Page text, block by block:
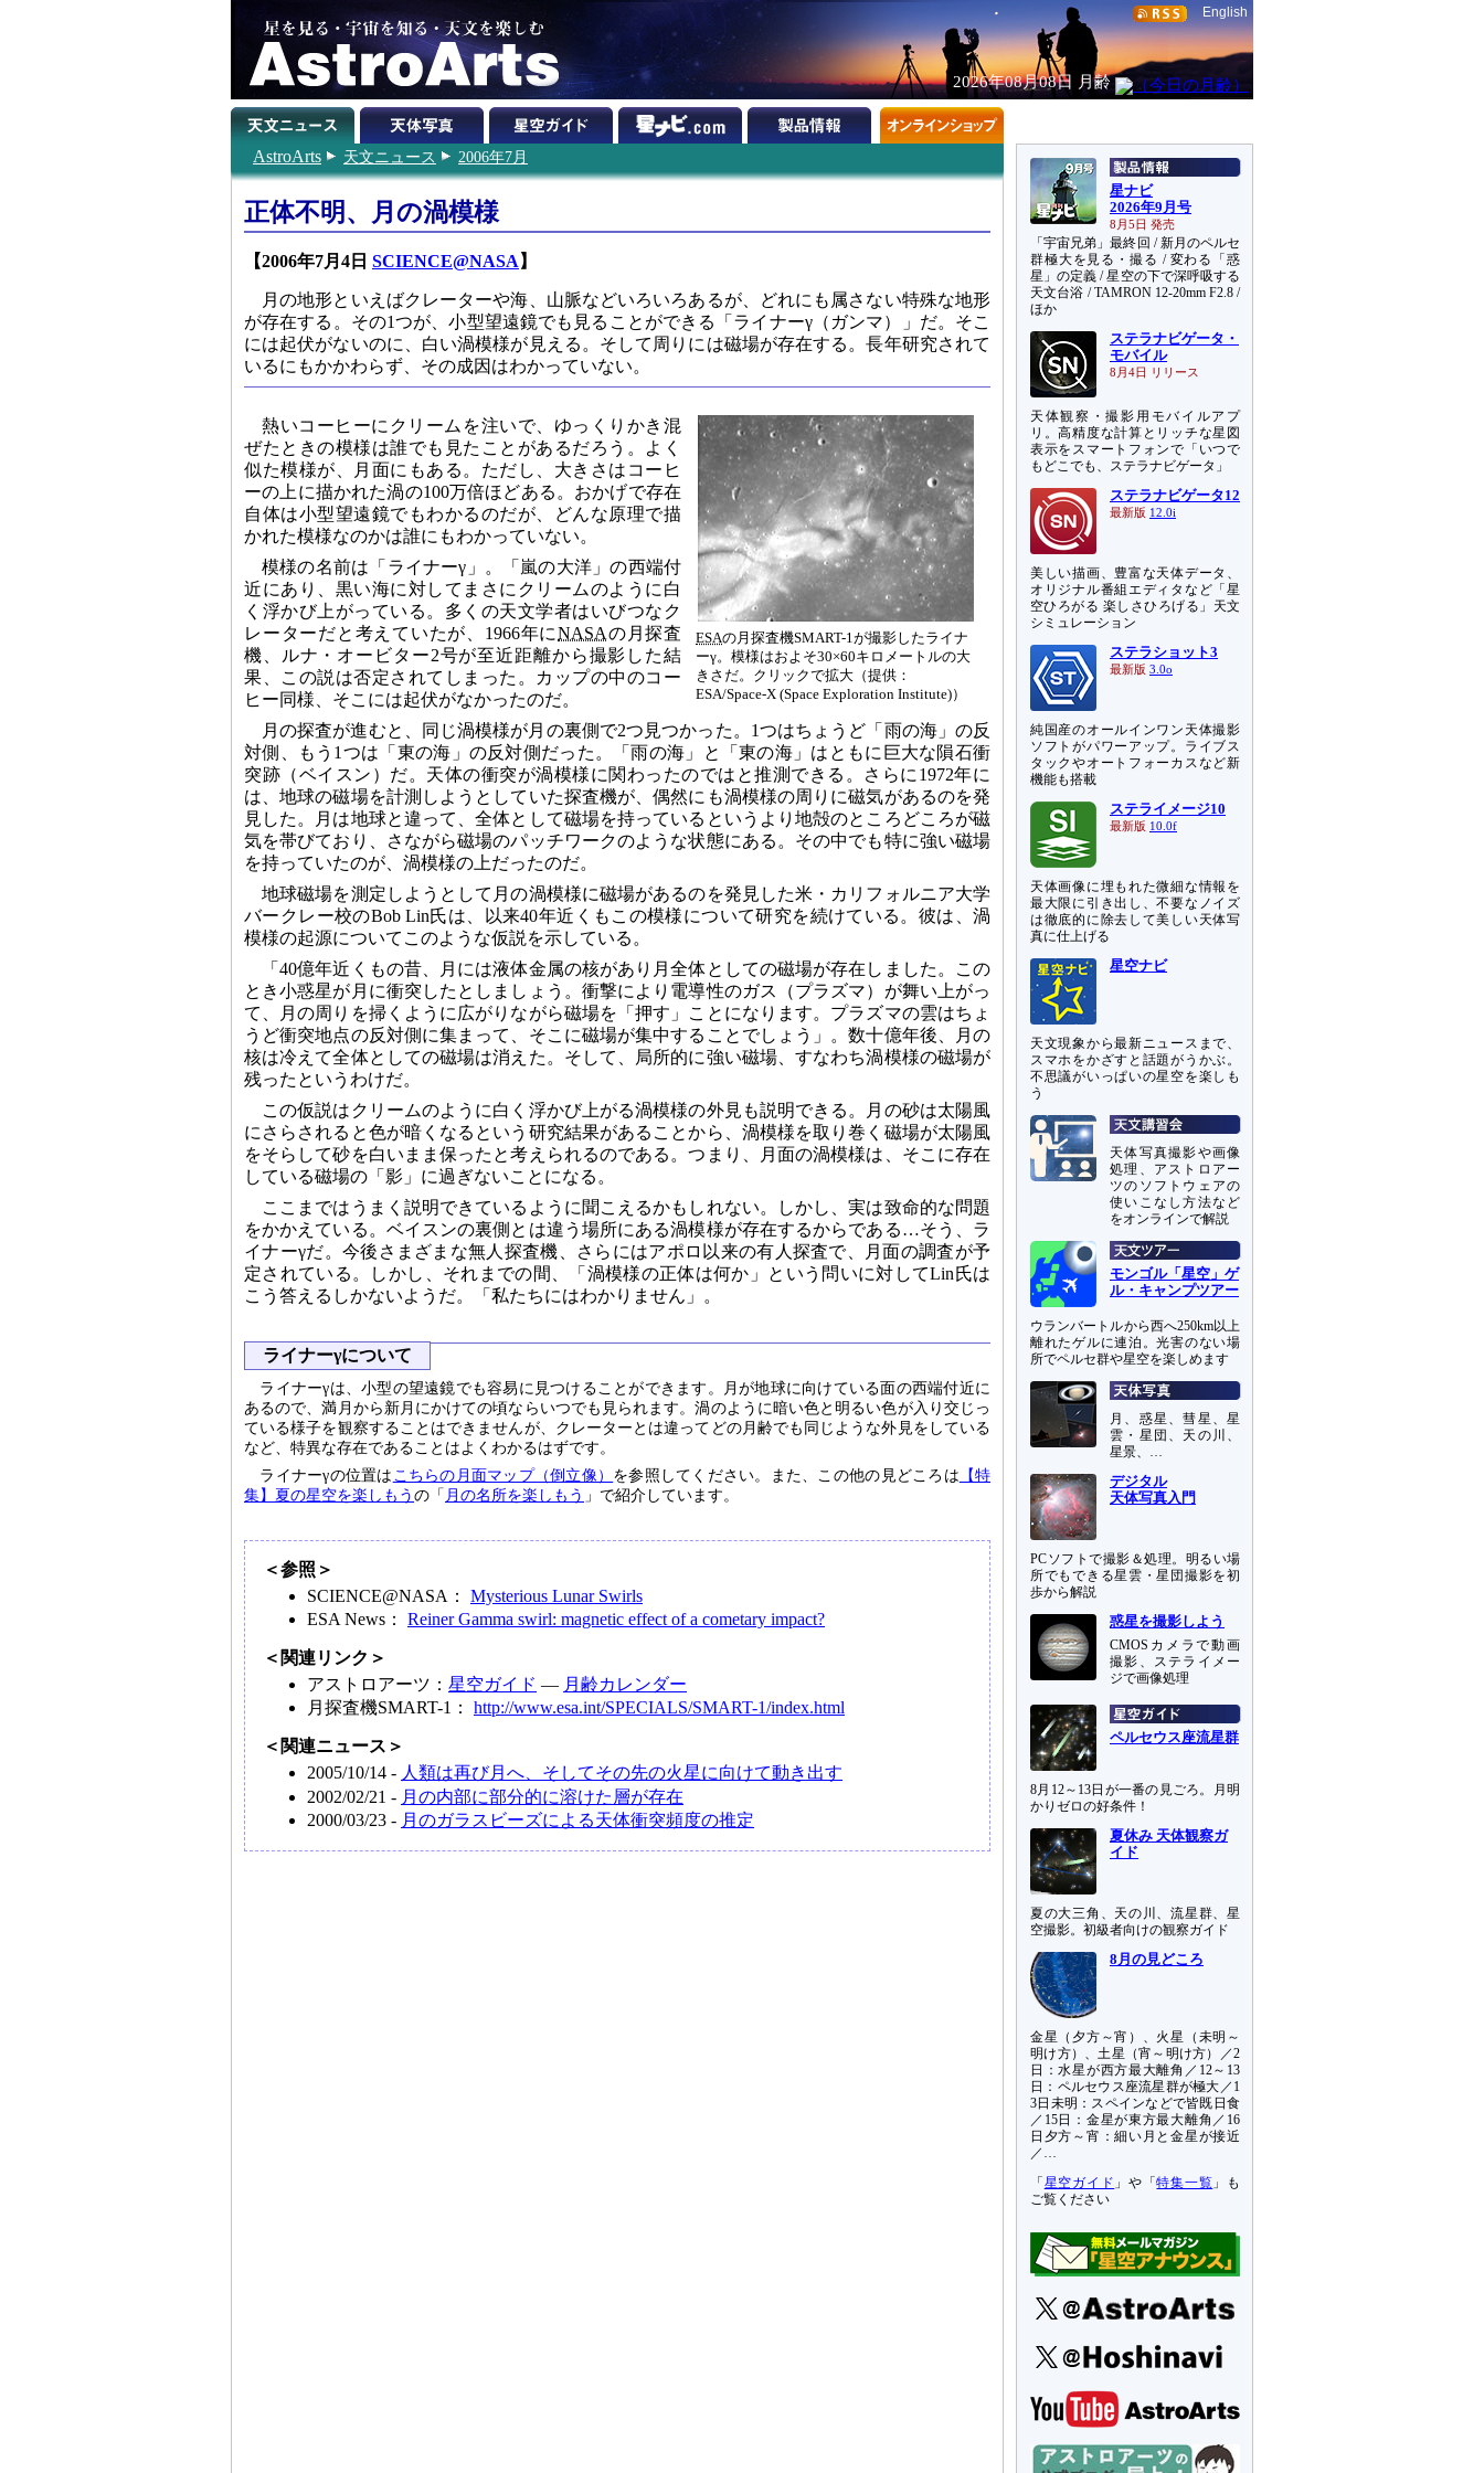
English
2026年08月08日 月齢
AstroArts 天文ニュース 2006年7月
正体不明、月の渦模様
【2006年7月4日 SCIENCE@NASA 】
月の地形といえばクレーターや海、山脈などいろいろあるが、どれにも属さない特殊な地形
が存在する。その1つが、小型望遠鏡でも見ることができる「ライナーγ（ガンマ）」だ。そこ
には起伏がないのに、白い渦模様が見える。そして周りには磁場が存在する。長年研究されて
いるにもかかわらず、その成因はわかっていない。
ESAの月探査機SMART-1が撮影したライナ
ーγ。模様はおよそ30×60キロメートルの大
きさだ。クリックで拡大（提供：
ESA/Space-X (Space Exploration Institute)）
熱いコーヒーにクリームを注いで、ゆっくりかき混
ぜたときの模様は誰でも見たことがあるだろう。よく
似た模様が、月面にもある。ただし、大きさはコーヒ
ーの上に描かれた渦の100万倍ほどある。おかげで存在
自体は小型望遠鏡でもわかるのだが、どんな原理で描
かれた模様なのかは誰にもわかっていない。
模様の名前は「ライナーγ」。「嵐の大洋」の西端付
近にあり、黒い海に対してまさにクリームのように白
く浮かび上がっている。多くの天文学者はいびつなク
レーターだと考えていたが、1966年にNASAの月探査
機、ルナ・オービター2号が至近距離から撮影した結
果、この説は否定されてしまった。カップの中のコー
ヒー同様、そこには起伏がなかったのだ。
月の探査が進むと、同じ渦模様が月の裏側で2つ見つかった。1つはちょうど「雨の海」の反
対側、もう1つは「東の海」の反対側だった。「雨の海」と「東の海」はともに巨大な隕石衝
突跡（ベイスン）だ。天体の衝突が渦模様に関わったのではと推測できる。さらに1972年に
は、地球の磁場を計測しようとしていた探査機が、偶然にも渦模様の周りに磁気があるのを発
見した。月は地球と違って、全体として磁場を持っているというより地殻のところどころが磁
気を帯びており、さながら磁場のパッチワークのような状態にある。その中でも特に強い磁場
を持っていたのが、渦模様の上だったのだ。
地球磁場を測定しようとして月の渦模様に磁場があるのを発見した米・カリフォルニア大学
バークレー校のBob Lin氏は、以来40年近くもこの模様について研究を続けている。彼は、渦
模様の起源についてこのような仮説を示している。
「40億年近くもの昔、月には液体金属の核があり月全体としての磁場が存在しました。この
とき小惑星が月に衝突したとしましょう。衝撃により電導性のガス（プラズマ）が舞い上がっ
て、月の周りを掃くように広がりながら磁場を「押す」ことになります。プラズマの雲はちょ
うど衝突地点の反対側に集まって、そこに磁場が集中することでしょう」。数十億年後、月の
核は冷えて全体としての磁場は消えた。そして、局所的に強い磁場、すなわち渦模様の磁場が
残ったというわけだ。
この仮説はクリームのように白く浮かび上がる渦模様の外見も説明できる。月の砂は太陽風
にさらされると色が暗くなるという研究結果があることから、渦模様を取り巻く磁場が太陽風
をそらして砂を白いまま保ったと考えられるのである。つまり、月面の渦模様は、そこに存在
している磁場の「影」に過ぎないことになる。
ここまではうまく説明できているように聞こえるかもしれない。しかし、実は致命的な問題
をかかえている。ベイスンの裏側とは違う場所にある渦模様が存在するからである…そう、ラ
イナーγだ。今後さまざまな無人探査機、さらにはアポロ以来の有人探査で、月面の調査が予
定されている。しかし、それまでの間、「渦模様の正体は何か」という問いに対してLin氏は
こう答えるしかないようだ。「私たちにはわかりません」。
ライナーγについて
ライナーγは、小型の望遠鏡でも容易に見つけることができます。月が地球に向けている面の西端付近に
あるので、満月から新月にかけての頃ならいつでも見られます。渦のように暗い色と明るい色が入り交じっ
ている様子を観察することはできませんが、クレーターとは違ってどの月齢でも同じような外見をしている
など、特異な存在であることはよくわかるはずです。
ライナーγの位置は こちらの月面マップ（倒立像） を参照してください。また、この他の見どころは 【特
集】夏の星空を楽しもうの「 月の名所を楽しもう 」で紹介しています。
＜参照＞
SCIENCE@NASA： Mysterious Lunar Swirls
ESA News： Reiner Gamma swirl: magnetic effect of a cometary impact?
＜関連リンク＞
アストロアーツ： 星空ガイド ― 月齢カレンダー
月探査機SMART-1： http://www.esa.int/SPECIALS/SMART-1/index.html
＜関連ニュース＞
2005/10/14 - 人類は再び月へ、そしてその先の火星に向けて動き出す
2002/02/21 - 月の内部に部分的に溶けた層が存在
2000/03/23 - 月のガラスビーズによる天体衝突頻度の推定
星ナビ
2026年9月号
8月5日 発売
「宇宙兄弟」最終回 / 新月のペルセ
群極大を見る・撮る / 変わる「惑
星」の定義 / 星空の下で深呼吸する
天文台浴 / TAMRON 12-20mm F2.8 /
ほか
ステラナビゲータ・
モバイル
8月4日 リリース
天体観察・撮影用モバイルアプ
リ。高精度な計算とリッチな星図
表示をスマートフォンで「いつで
もどこでも、ステラナビゲータ」
ステラナビゲータ12
最新版 12.0i
美しい描画、豊富な天体データ、
オリジナル番組エディタなど「星
空ひろがる 楽しさひろげる」天文
シミュレーション
ステラショット3
最新版 3.0o
純国産のオールインワン天体撮影
ソフトがパワーアップ。ライブス
タックやオートフォーカスなど新
機能も搭載
ステライメージ10
最新版 10.0f
天体画像に埋もれた微細な情報を
最大限に引き出し、不要なノイズ
は徹底的に除去して美しい天体写
真に仕上げる
星空ナビ
天文現象から最新ニュースまで、
スマホをかざすと話題がうかぶ。
不思議がいっぱいの星空を楽しも
う
天体写真撮影や画像
処理、アストロアー
ツのソフトウェアの
使いこなし方法など
をオンラインで解説
モンゴル「星空」ゲ
ル・キャンプツアー
ウランバートルから西へ250km以上
離れたゲルに連泊。光害のない場
所でペルセ群や星空を楽しめます
月、惑星、彗星、星
雲・星団、天の川、
星景、…
デジタル
天体写真入門
PCソフトで撮影＆処理。明るい場
所でもできる星雲・星団撮影を初
歩から解説
惑星を撮影しよう
CMOSカメラで動画
撮影、ステライメー
ジで画像処理
ペルセウス座流星群
8月12～13日が一番の見ごろ。月明
かりゼロの好条件！
夏休み 天体観察ガ
イド
夏の大三角、天の川、流星群、星
空撮影。初級者向けの観察ガイド
8月の見どころ
金星（夕方～宵）、火星（未明～
明け方）、土星（宵～明け方）／2
日：水星が西方最大離角／12～13
日：ペルセウス座流星群が極大／1
3日未明：スペインなどで皆既日食
／15日：金星が東方最大離角／16
日夕方～宵：細い月と金星が接近
／…
「 星空ガイド 」や「特集一覧 」も
ご覧ください